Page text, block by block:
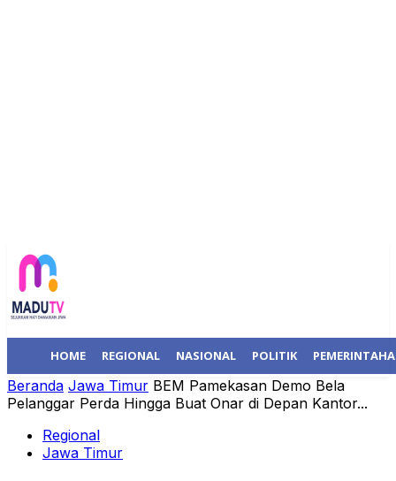
HOME REGIONAL NASIONAL POLITIK
Beranda Jawa Timur BEM Pamekasan Demo Bela
Pelanggar Perda Hingga Buat Onar di Depan Kantor...
Regional
Jawa Timur